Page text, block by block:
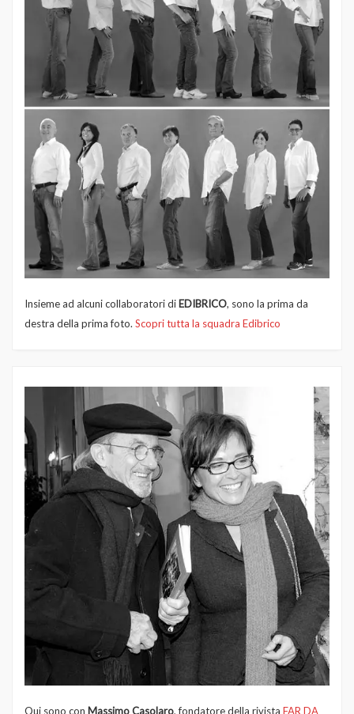
Insieme ad alcuni collaboratori di EDIBRICO, sono la prima da
destra della prima foto. Scopri tutta la squadra Edibrico
Qui sono con Massimo Casolaro, fondatore della rivista FAR DA